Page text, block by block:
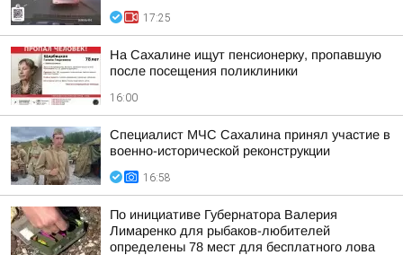
17:25
На Сахалине ищут пенсионерку, пропавшую
после посещения поликлиники
16:00
Специалист МЧС Сахалина принял участие в
военно-исторической реконструкции
16:58
По инициативе Губернатора Валерия
Лимаренко для рыбаков-любителей
определены 78 мест для бесплатного лова